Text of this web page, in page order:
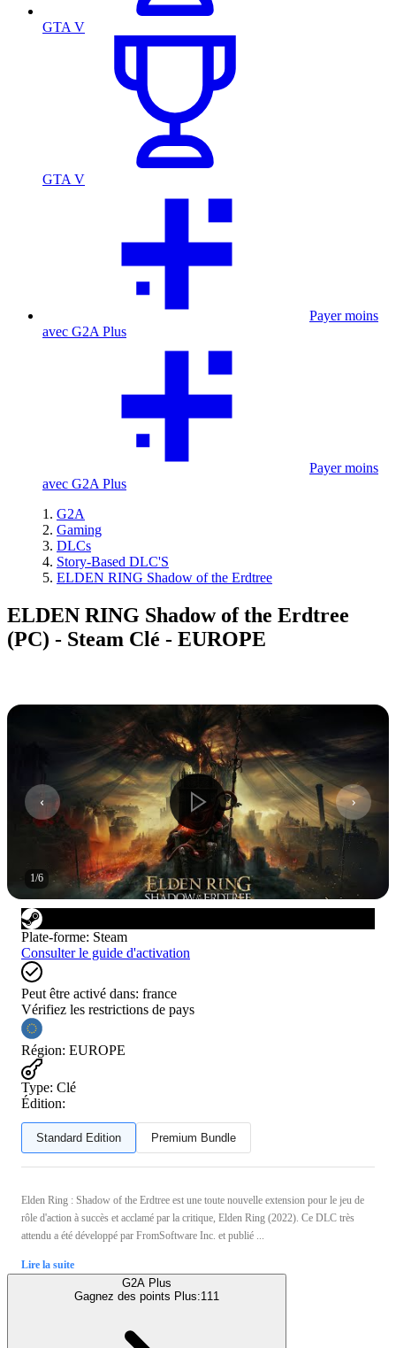
GTA V
GTA V
Payer moins
avec G2A Plus
Payer moins
avec G2A Plus
G2A
Gaming
DLCs
Story-Based DLC'S
ELDEN RING Shadow of the Erdtree
ELDEN RING Shadow of the Erdtree
(PC) - Steam Clé - EUROPE
1/6
Plate-forme: Steam
Consulter le guide d'activation
Peut être activé dans: france
Vérifiez les restrictions de pays
Région: EUROPE
Type: Clé
Édition:
Standard Edition Premium Bundle
Elden Ring : Shadow of the Erdtree est une toute nouvelle extension pour le jeu de
rôle d'action à succès et acclamé par la critique, Elden Ring (2022). Ce DLC très
attendu a été développé par FromSoftware Inc. et publié ...
Lire la suite
G2A Plus
Gagnez des points Plus:111